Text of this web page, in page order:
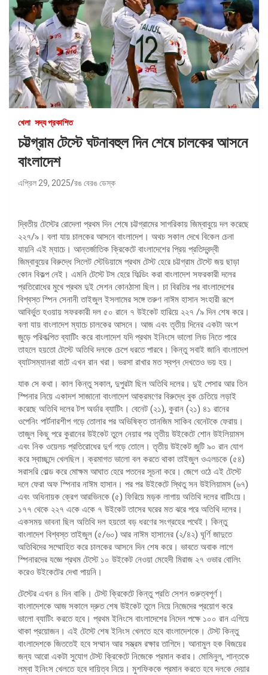
খেলা সদ্য প্রকাশিত
চট্টগ্রাম টেস্টে ঘটনাবহুল দিন শেষে চালকের আসনে
বাংলাদেশ
এপ্রিল 29, 2025 রঙ বেরঙ ডেস্ক
দ্বিতীয় টেস্টের রোদেলা প্রথম দিন শেষে চট্টগ্রামের সাগরিকায় জিম্বাবুয়ে দল করেছে
২২৭/৯। বলা যায় চালকের আসনে বাংলাদেশ। অথচ সকাল দেখে বিকেল চেনা
যায়নি এই ম্যাচে। আন্তর্জাতিক ক্রিকেটে বাংলাদেশের প্রিয় প্রতিদ্বন্দ্বী
জিম্বাবুয়ের বিরুদ্ধে সিলেট স্টেডিয়ামে প্রথম টেস্ট হেরে চট্টগ্রাম টেস্টে জয় ছাড়া
কোন বিকল্প নেই। এমনি টেস্টে টস হেরে ফিল্ডিং করা বাংলাদেশ সফরকারী দলের
প্রতিরোধের মুখে প্রথম দুই সেশন কোনঠাসা ছিল। চা বিরতির পর বাংলাদেশের
বিশ্বস্ত স্পিন সেনানী তাইজুল ইসলামের সঙ্গে তরুণ নাঈম হাসান সংহারী রূপে
আবির্ভুত হওয়ায় সফরকারী দল ৫০ রানে ৭ উইকেট হারিয়ে ২২৭ /৯ দিন শেষ করে।
বলা যায় বাংলাদেশ ম্যাচে চালকের আসনে। আজ এবং তৃতীয় দিনের একটা অংশ
জুড়ে পরিকল্পিত ব্যাটিং করে বাংলাদেশ যদি প্রথম ইনিংসে ভালো লিড নিতে পারে
তাহলে হয়তো টেস্টে অতিথি দলকে চেপে ধরতে পারবে। কিন্তু সবাই জানি বাংলাদেশ
ব্যাটসম্যানরা বাটে এখন রান খরা। ভরসা রাখার মত স্বপ্ন দেখতেও ভয় হয়।
যাক সে কথা। কাল কিন্তু সকাল, দুপুরটা ছিল অতিথি দলের। দুই পেসার আর তিন
স্পিনার নিয়ে একাদশ সাজানো বাংলাদেশ আক্রমণের বিরুদ্ধে বুক চেতিয়ে লড়াই
করেছে অতিথি দলের টপ অর্ডার ব্যাটিং। বেনেট (২১), কুরান (২১) ৪১ রানের
ওপেনিং পার্টনারশীপ গড়ে তোলার পর অভিষিক্ত তানজিম সাকিব বেনেটকে ফেরায়।
তাজুল কিছু পরে কুরানের উইকেট তুলে নেয়ার পর তৃতীয় উইকেটে শোন উইলিয়ামস
এবং নিক ওয়েলচ প্রতিরোধের দুর্গ গড়ে তোলে। তৃতীয় উইকেট জুটি ৯০ রান যোগ
করে স্বাচ্ছন্দে খেলছিল। ক্রমাগত ভালো বল করতে থাকা তাইজুল ওএলচকে (৫৪)
সরাসরি বোল্ড করে মোক্ষম আঘাত হেরে পতনের সূচনা করে। জেগে ওঠে এই টেস্টে
দলে ফেরা অফ স্পিনার নাঈম হাসান। পর পর উইকেটে স্থিতু সন উইলিয়ামস (৬৭)
এবং অধিনায়ক ক্রেগ আরভিনকে (৫) ফিরিয়ে মড়ক লাগায় অতিথি দলের বাটিংয়ে।
১৭৭ থেকে ২২৭ একে একে ৭ উইকেট তাসের ঘরের মত ঝরে পরে অতিথি দলের।
একসময় ভাবনা ছিল অতিথি দল হয়তো বড় ধরণের সংগ্রহের পথেই। কিন্তু
বাংলাদেশ বিশ্বস্ত তাইজুল (৫/৬০) আর নাঈম হাসানের (২/৪২) ঘূর্ণি জাদুতে
অতিথিদের সম্মোহিত করে চালকের আসনে দিন শেষ করে। ভাবতে অবাক লাগে
স্পিনারদের যজ্ঞে প্রথম টেস্টে ১০ উইকেট নেওয়া মেহেদী মিরাজ ২৭ ওভার বোলিং
করেও উইকেটের দেখা পায়নি।
টেস্টের এখন ৪ দিন বাকি। টেস্ট ক্রিকেটে কিন্তু প্রতি সেশন গুরুত্বপূর্ণ।
বাংলাদেশকে আজ সকালে দ্রুত শেষ উইকেট তুলে নিয়ে নিজেদের প্রয়োগ করে
ভালো ব্যাটিং করতে হবে। প্রথম ইনিংসে বাংলাদেশের নিদেন পক্ষে ১০০ রান এগিয়ে
থাকা প্রয়োজন। এই টেস্টে শেষ ইনিংস খেলতে হবে বাংলাদেশকে। টেস্ট কিন্তু
বাংলাদেশকে জিততেই হবে সম্মান আর সম্ভ্রম রক্ষার তাগিদে। আনামুল হক বিজয়ের
জন্য আরো একটা সুযোগ টেস্ট ক্রিকেটে নিজেকে প্রমান করার। মোমিনুল, শান্তকে
লম্বা ইনিংস খেলতে হবে দায়িত্ব নিয়ে। মুশফিককে প্রমান করতে হবে দলকে দেয়ার